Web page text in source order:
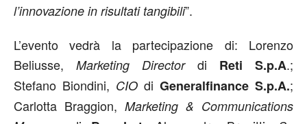
l’innovazione in risultati tangibili”.
L’evento vedrà la partecipazione di: Lorenzo
Beliusse, Marketing Directordi Reti S.p.A.;
Stefano Biondini, CIO di Generalfinance S.p.A.;
Carlotta Braggion, Marketing & Communications